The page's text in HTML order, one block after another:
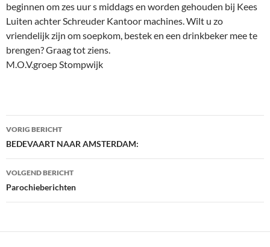
beginnen om zes uur s middags en worden gehouden bij Kees
Luiten achter Schreuder Kantoor machines. Wilt u zo
vriendelijk zijn om soepkom, bestek en een drinkbeker mee te
brengen? Graag tot ziens.
M.O.V.groep Stompwijk
Bericht
navigatie
VORIG BERICHT
BEDEVAART NAAR AMSTERDAM:
VOLGEND BERICHT
Parochieberichten